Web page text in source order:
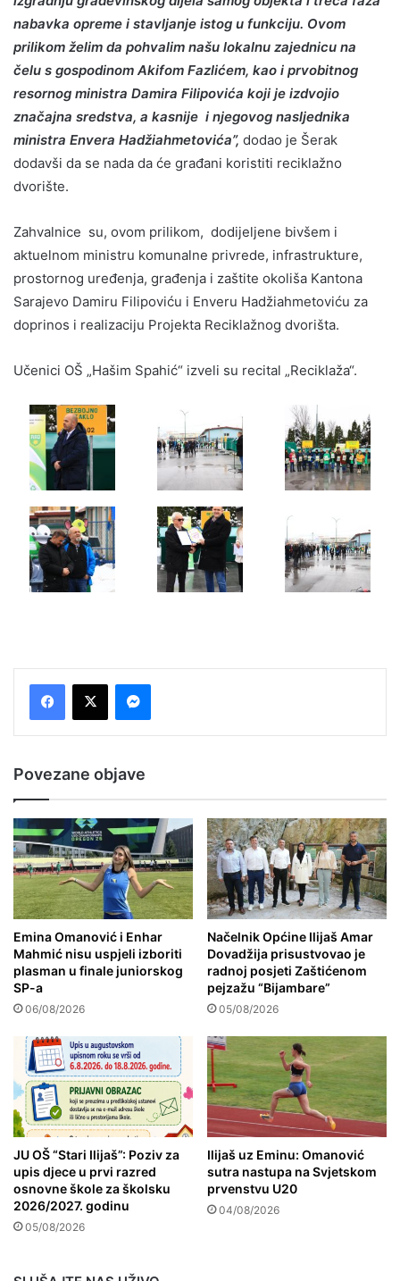
nabavka opreme i stavljanje istog u funkciju. Ovom
prilikom želim da pohvalim našu lokalnu zajednicu na
čelu s gospodinom Akifom Fazlićem, kao i prvobitnog
resornog ministra Damira Filipovića koji je izdvojio
značajna sredstva, a kasnije i njegovog nasljednika
ministra Envera Hadžiahmetovića”, dodao je Šerak
dodavši da se nada da će građani koristiti reciklažno
dvorište.
Zahvalnice su, ovom prilikom, dodijeljene bivšem i
aktuelnom ministru komunalne privrede, infrastrukture,
prostornog uređenja, građenja i zaštite okoliša Kantona
Sarajevo Damiru Filipoviću i Enveru Hadžiahmetoviću za
doprinos i realizaciju Projekta Reciklažnog dvorišta.
Učenici OŠ „Hašim Spahić“ izveli su recital „Reciklaža“.
Povezane objave
Emina Omanović i Enhar
Mahmić nisu uspjeli izboriti
plasman u finale juniorskog
SP-a
06/08/2026
Načelnik Općine Ilijaš Amar
Dovadžija prisustvovao je
radnoj posjeti Zaštićenom
pejzažu “Bijambare”
05/08/2026
JU OŠ “Stari Ilijaš”: Poziv za
upis djece u prvi razred
osnovne škole za školsku
2026/2027. godinu
05/08/2026
Ilijaš uz Eminu: Omanović
sutra nastupa na Svjetskom
prvenstvu U20
04/08/2026